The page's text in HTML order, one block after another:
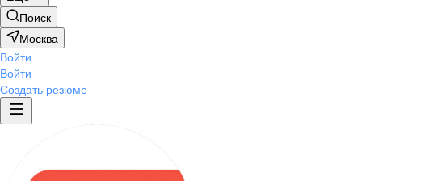
Поиск
Москва
Войти
Войти
Создать резюме